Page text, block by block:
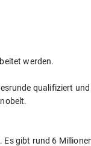
werden.
qualifiziert
Es gibt rund 6